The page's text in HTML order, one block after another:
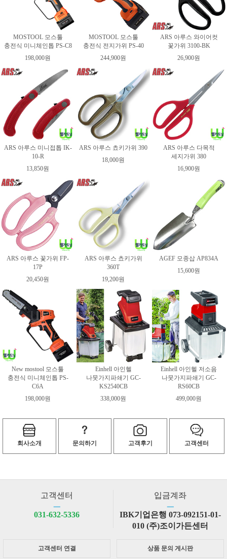
MOSTOOL 모스툴
충전식 미니체인톱 PS-C8
198,000원
MOSTOOL 모스툴
충전식 전지가위 PS-40
244,900원
ARS 아루스 와이어컷
꽃가위 3100-BK
26,900원
ARS 아루스 미니접톱 IK-
10-R
13,850원
ARS 아루스 쵸키가위 390
18,000원
ARS 아루스 다목적
세지가위 380
16,900원
ARS 아루스 꽃가위 FP-
17P
20,450원
ARS 아루스 쵸키가위
360T
19,200원
AGEF 모종삽 AP834A
15,600원
New mostool 모스툴
충전식 미니체인톱 PS-
C6A
198,000원
Einhell 아인헬
나뭇가지파쇄기 GC-
KS2540CB
338,000원
Einhell 아인헬 저소음
나뭇가지파쇄기 GC-
RS60CB
499,000원
회사소개 문의하기 고객후기 고객센터
고객센터
ㅡ
031-632-5336
입금계좌
ㅡ
IBK기업은행 073-092151-01-
010 (주)조이가든센터
고객센터 연결 상품 문의 게시판